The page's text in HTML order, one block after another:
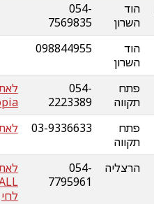
הוד
השרון
054-
7569835
הוד
השרון
098844955
פתח
תקווה
054-
2223389
פתח
תקווה
03-9336633
הרצליה
054-
7795961
לחי